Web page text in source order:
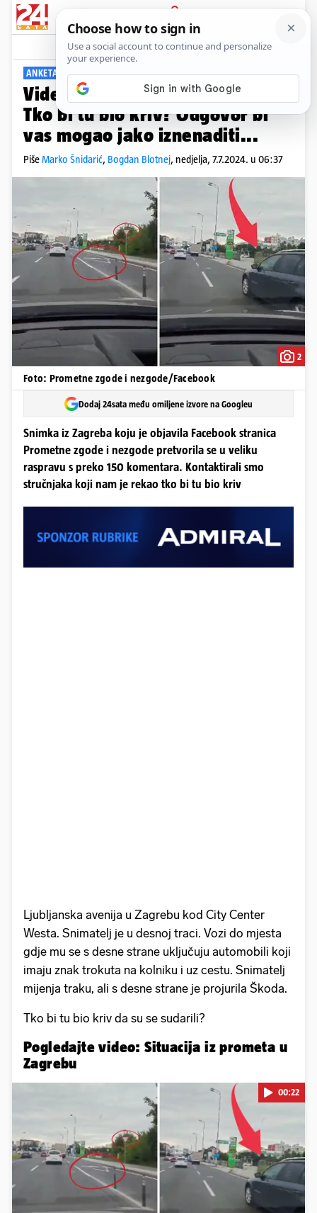
PRIJAVA
Viral Komentari
ANKETA: ŠTO VI MISLITE?
Video koji je posvađao Hrvate:
Tko bi tu bio kriv? Odgovor bi
vas mogao jako iznenaditi...
PišeMarko Šnidarić, Bogdan Blotnej, nedjelja, 7.7.2024. u 06:37
2
Foto: Prometne zgode i nezgode/Facebook
Dodaj 24sata među omiljene izvore na Googleu
Snimka iz Zagreba koju je objavila Facebook stranica
Prometne zgode i nezgode pretvorila se u veliku
raspravu s preko 150 komentara. Kontaktirali smo
stručnjaka koji nam je rekao tko bi tu bio kriv
Ljubljanska avenija u Zagrebu kod City Center
Westa. Snimatelj je u desnoj traci. Vozi do mjesta
gdje mu se s desne strane uključuju automobili koji
imaju znak trokuta na kolniku i uz cestu. Snimatelj
mijenja traku, ali s desne strane je projurila Škoda.
Tko bi tu bio kriv da su se sudarili?
Pogledajte video: Situacija iz prometa u
Zagrebu
Pokretanje videa...
00:22